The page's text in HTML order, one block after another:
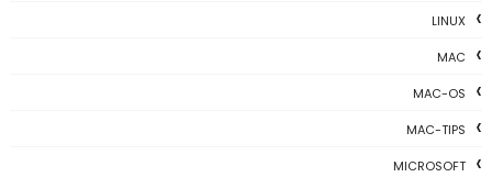
LINUX
MAC
MAC-OS
MAC-TIPS
MICROSOFT